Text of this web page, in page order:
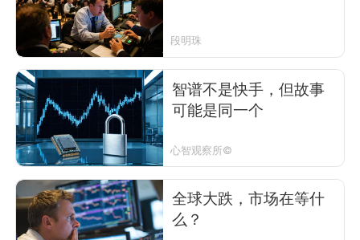
段明珠
智谱不是快手，但故事
可能是同一个
心智观察所©
全球大跌，市场在等什
么？